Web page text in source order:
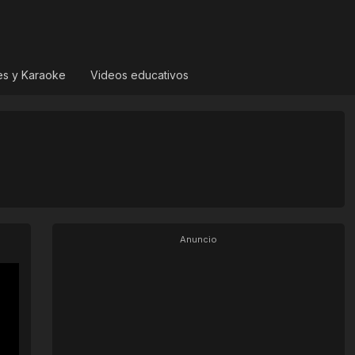
y Karaoke Videos educativos
Anuncio